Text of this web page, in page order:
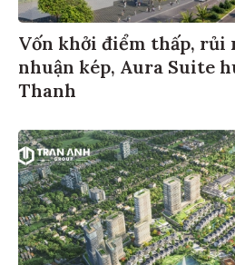
Vốn khởi điểm thấp, rủi
nhuận kép, Aura Suite
Thanh